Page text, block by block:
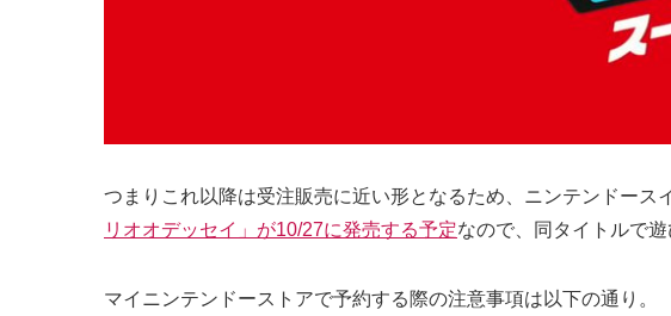
つまりこれ以降は受注販売に近い形となるため、ニンテンドース
リオオデッセイ」が10/27に発売する予定なので、同タイトルで
マイニンテンドーストアで予約する際の注意事項は以下の通り。